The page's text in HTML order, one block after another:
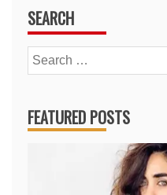
SEARCH
Search
for:
FEATURED POSTS